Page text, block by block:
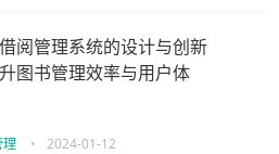
阅管理系统的设计与创新
升图书管理效率与用户体
理 • 2024-01-12